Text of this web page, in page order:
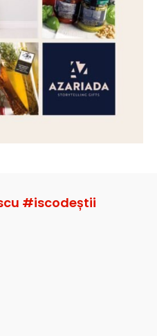
#iscodeștii